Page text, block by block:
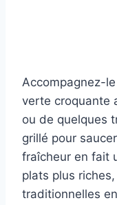
Accompagnez-
verte croquante
ou de quelques
grillé pour
fraîcheur en fait
plats plus
traditionnelles